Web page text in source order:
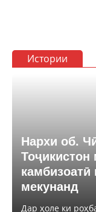
Истории
Нархи об.
камбизоатӣ
мекунанд
Дар ҳоле ки